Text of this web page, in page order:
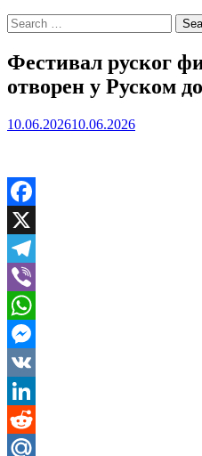
Search
for:
Фестивал руског
отворен у Руском
10.06.202610.06.2026
Facebook
X
Telegram
Viber
WhatsApp
Messenger
VK
LinkedIn
Reddit